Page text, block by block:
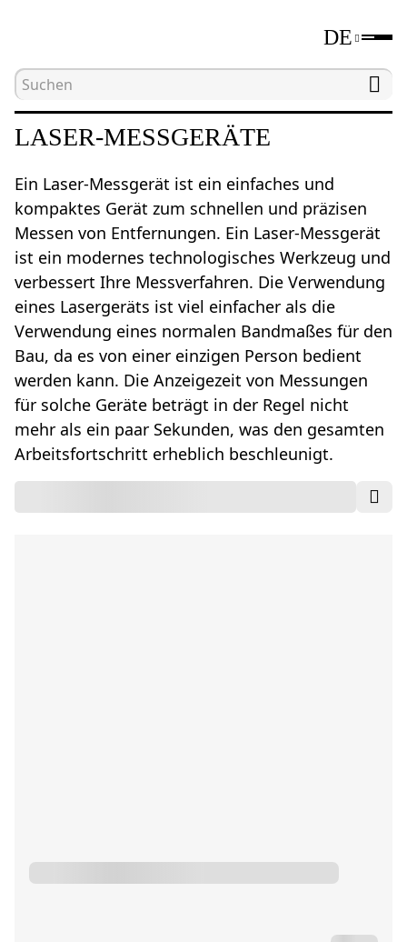
DE
Hauptseite
LASER-MESSGERÄTE
Ein Laser-Messgerät ist ein einfaches und
kompaktes Gerät zum schnellen und präzisen
Messen von Entfernungen. Ein Laser-Messgerät
ist ein modernes technologisches Werkzeug und
verbessert Ihre Messverfahren. Die Verwendung
eines Lasergeräts ist viel einfacher als die
Verwendung eines normalen Bandmaßes für den
Bau, da es von einer einzigen Person bedient
werden kann. Die Anzeigezeit von Messungen
für solche Geräte beträgt in der Regel nicht
mehr als ein paar Sekunden, was den gesamten
Arbeitsfortschritt erheblich beschleunigt.